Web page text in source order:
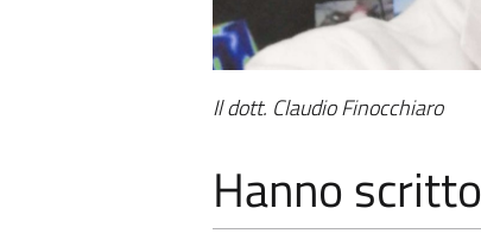
Il dott. Claudio Finocchiaro
Hanno scritto